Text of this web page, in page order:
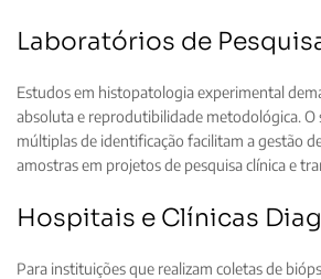
Laboratórios de
Estudos em histopatologia experimental
absoluta e reprodutibilidade metodológica. O
múltiplas de identificação facilitam a gestão
amostras em projetos de pesquisa clínica e
Hospitais e Clínicas
Para instituições que realizam coletas de